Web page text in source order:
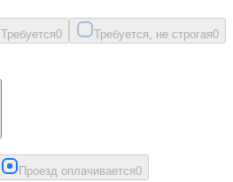
Требуется0 Требуется, не строгая0
Проезд оплачивается0